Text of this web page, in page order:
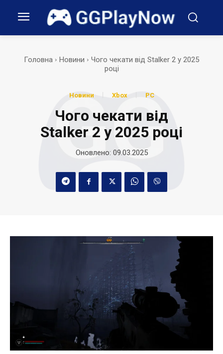
Головна Новини
Чого чекати від Stalker 2 у 2025
році
Новини Xbox PC
Чого чекати від
Stalker 2 у 2025 році
Оновлено: 09.03.2025